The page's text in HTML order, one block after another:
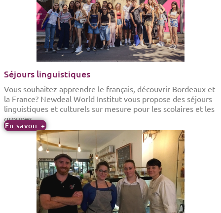
Séjours linguistiques
Vous souhaitez apprendre le français, découvrir Bordeaux et
la France? Newdeal World Institut vous propose des séjours
linguistiques et culturels sur mesure pour les scolaires et les
groupes.
En savoir +